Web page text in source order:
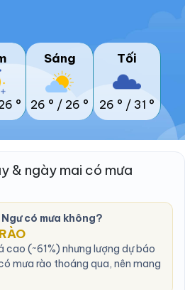
°
Sáng
26 ° / 26 °
Tối
26 ° / 31 °
& ngày mai có mưa
Ngư có mưa không?
cao (~61%) nhưng lượng dự báo
mưa rào thoáng qua, nên mang